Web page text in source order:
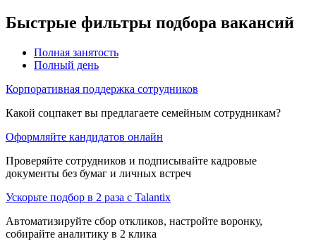
Быстрые фильтры подбора вакансий
Полная занятость
Полный день
Корпоративная поддержка сотрудников
Какой соцпакет вы предлагаете семейным сотрудникам?
Оформляйте кандидатов онлайн
Проверяйте сотрудников и подписывайте кадровые
документы без бумаг и личных встреч
Ускорьте подбор в 2 раза с Talantix
Автоматизируйте сбор откликов, настройте воронку,
собирайте аналитику в 2 клика